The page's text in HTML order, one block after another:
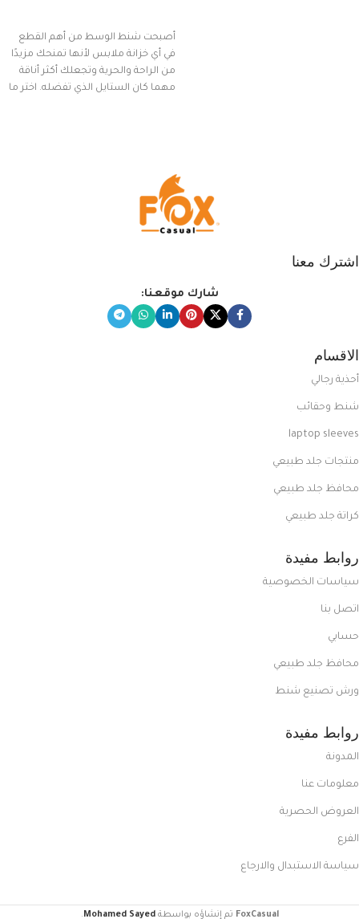
أصبحت شنط الوسط من أهم القطع
في أي خزانة ملابس لأنها تمنحك مزيدًا
من الراحة والحرية وتجعلك أكثر أناقة
مهما كان الستايل الذي تفضله. اختر ما
اشترك معنا
شارك موقعنا:
الاقسام
أحذية رجالي
شنط وحقائب
laptop sleeves
منتجات جلد طبيعي
محافظ جلد طبيعي
كراتة جلد طبيعي
روابط مفيدة
سياسات الخصوصية
اتصل بنا
حسابي
محافظ جلد طبيعي
ورش تصنيع شنط
روابط مفيدة
المدونة
معلومات عنا
العروض الحصرية
الفرع
سياسة الاستبدال والارجاع
FoxCasual تم إنشاؤه بواسطةMohamed Sayed
.